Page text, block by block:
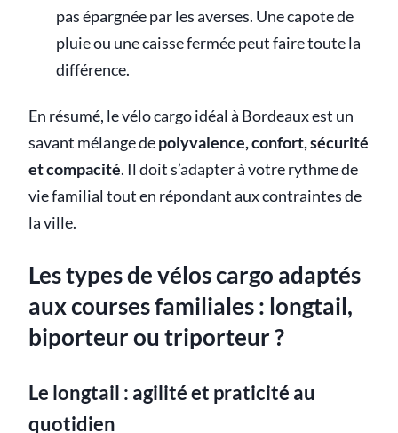
pas épargnée par les averses. Une capote de
pluie ou une caisse fermée peut faire toute la
différence.
En résumé, le vélo cargo idéal à Bordeaux est un
savant mélange depolyvalence, confort, sécurité
et compacité. Il doit s’adapter à votre rythme de
vie familial tout en répondant aux contraintes de
la ville.
Les types de vélos cargo adaptés
aux courses familiales : longtail,
biporteur ou triporteur ?
Le longtail : agilité et praticité au
quotidien